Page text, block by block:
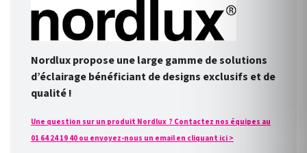
Nordlux propose une large gamme de solutions
d’éclairage bénéficiant de designs exclusifs et de
qualité !
Une question sur un produit Nordlux ? Contactez nos équipes au
01 64 24 19 40 ou envoyez-nous un email en cliquant ici >